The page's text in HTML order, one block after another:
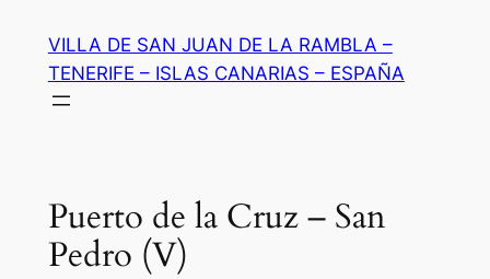
contenido
VILLA DE SAN JUAN DE LA RAMBLA –
TENERIFE – ISLAS CANARIAS – ESPAÑA
Puerto de la Cruz – San
Pedro (V)